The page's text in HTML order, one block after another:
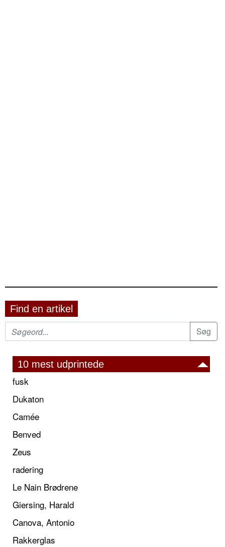
Find en artikel
10 mest udprintede
fusk
Dukaton
Camée
Benved
Zeus
radering
Le Nain Brødrene
Giersing, Harald
Canova, Antonio
Rakkerglas